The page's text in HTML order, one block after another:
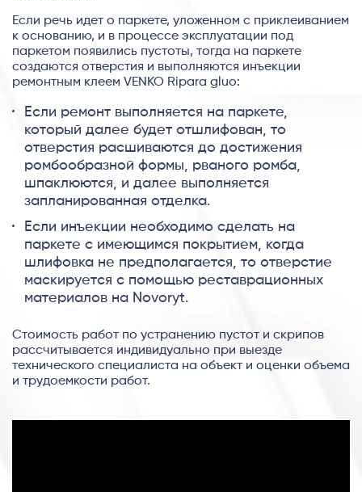
Если речь идет о паркете, уложенном с приклеиванием
к основанию, и в процессе эксплуатации под
паркетом появились пустоты, тогда на паркете
создаются отверстия и выполняются инъекции
ремонтным клеем VENKO Ripara gluo:
Если ремонт выполняется на паркете,
который далее будет отшлифован, то
отверстия расшиваются до достижения
ромбообразной формы, рваного ромба,
шпаклюются, и далее выполняется
запланированная отделка.
Если инъекции необходимо сделать на
паркете с имеющимся покрытием, когда
шлифовка не предполагается, то отверстие
маскируется с помощью реставрационных
материалов на Novoryt.
Стоимость работ по устранению пустот и скрипов
рассчитывается индивидуально при выезде
технического специалиста на объект и оценки объема
и трудоемкости работ.